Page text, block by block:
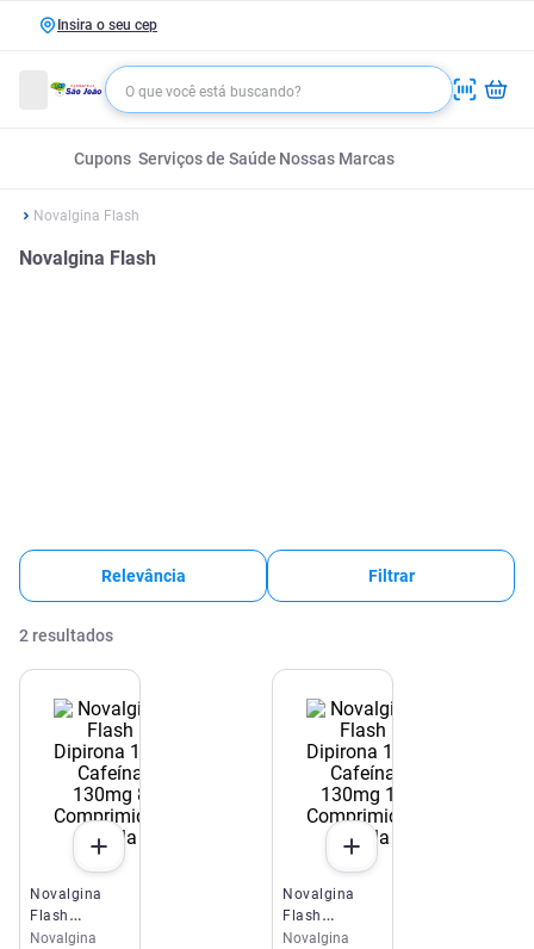
Insira o seu cep
Cupons Serviços de Saúde Nossas Marcas
Novalgina Flash
Novalgina Flash
Relevância Filtrar
2 resultados
Novalgina
Flash
Dipirona 1g +
Novalgina
Novalgina
Flash
Dipirona 1g +
Novalgina